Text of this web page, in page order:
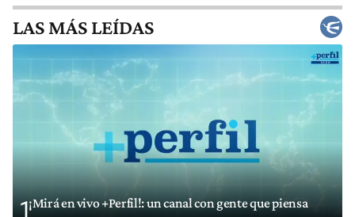
LAS MÁS LEÍDAS
1¡Mirá en vivo +Perfil!: un canal con gente que piensa